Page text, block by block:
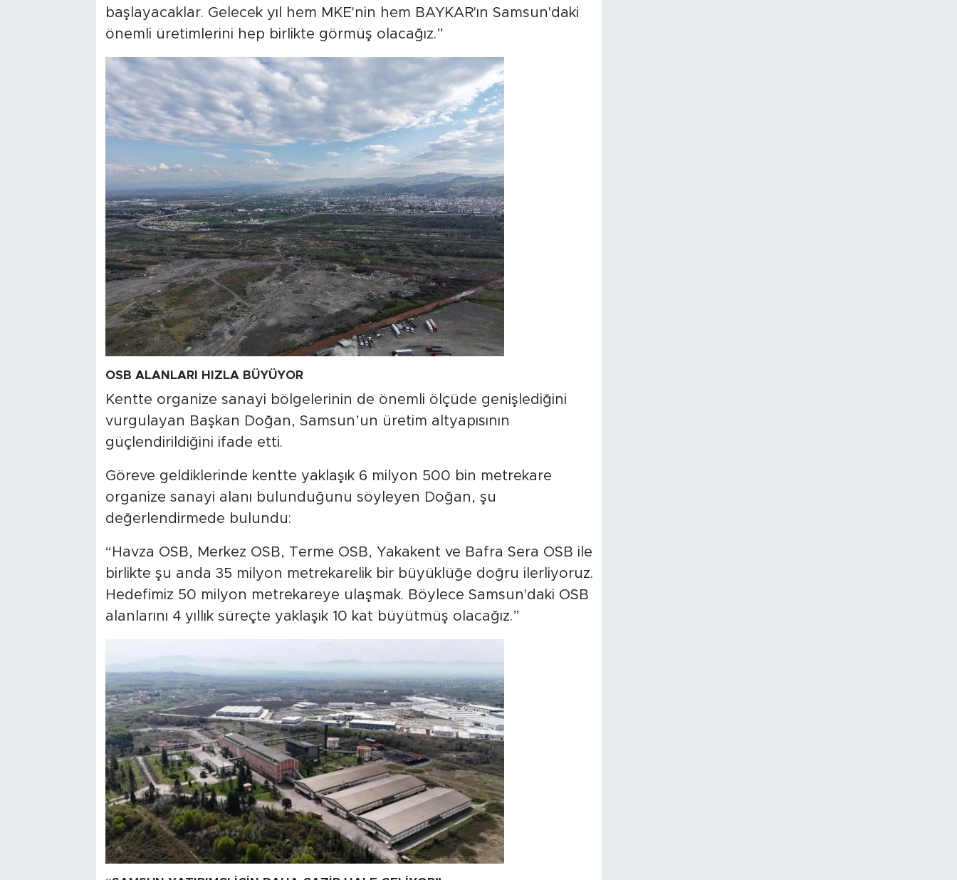
başlayacaklar. Gelecek yıl hem MKE'nin hem BAYKAR'ın Samsun'daki
önemli üretimlerini hep birlikte görmüş olacağız.”
OSB ALANLARI HIZLA BÜYÜYOR
Kentte organize sanayi bölgelerinin de önemli ölçüde genişlediğini
vurgulayan Başkan Doğan, Samsun’un üretim altyapısının
güçlendirildiğini ifade etti.
Göreve geldiklerinde kentte yaklaşık 6 milyon 500 bin metrekare
organize sanayi alanı bulunduğunu söyleyen Doğan, şu
değerlendirmede bulundu:
“Havza OSB, Merkez OSB, Terme OSB, Yakakent ve Bafra Sera OSB ile
birlikte şu anda 35 milyon metrekarelik bir büyüklüğe doğru ilerliyoruz.
Hedefimiz 50 milyon metrekareye ulaşmak. Böylece Samsun'daki OSB
alanlarını 4 yıllık süreçte yaklaşık 10 kat büyütmüş olacağız.”